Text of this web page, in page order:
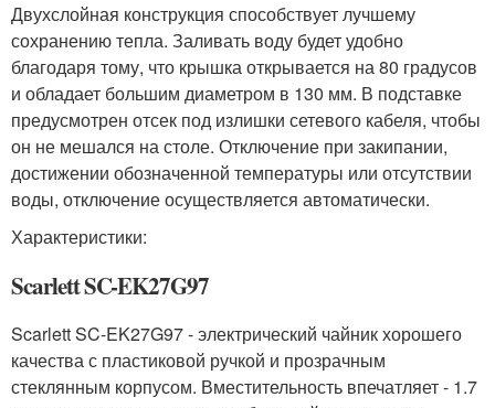
Двухслойная конструкция способствует лучшему
сохранению тепла. Заливать воду будет удобно
благодаря тому, что крышка открывается на 80 градусов
и обладает большим диаметром в 130 мм. В подставке
предусмотрен отсек под излишки сетевого кабеля, чтобы
он не мешался на столе. Отключение при закипании,
достижении обозначенной температуры или отсутствии
воды, отключение осуществляется автоматически.
Характеристики:
Scarlett SC-EK27G97
Scarlett SC-EK27G97 - электрический чайник хорошего
качества с пластиковой ручкой и прозрачным
стеклянным корпусом. Вместительность впечатляет - 1.7